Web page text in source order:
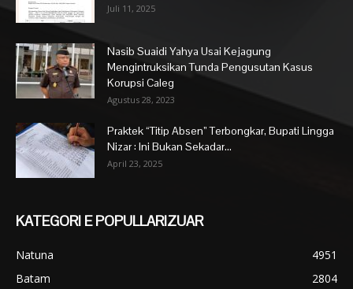
Juli 11, 2025
Nasib Suaidi Yahya Usai Kejagung
Mengintruksikan Tunda Pengusutan Kasus
Korupsi Caleg
Agustus 28, 2023
Praktek “Titip Absen” Terbongkar, Bupati Lingga
Nizar : Ini Bukan Sekadar...
April 23, 2025
KATEGORI E POPULLARIZUAR
Natuna
4951
Batam
2804